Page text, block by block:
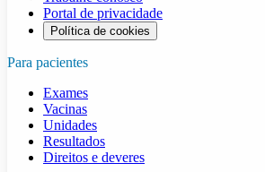
Portal de privacidade
Política de cookies
Para pacientes
Exames
Vacinas
Unidades
Resultados
Direitos e deveres